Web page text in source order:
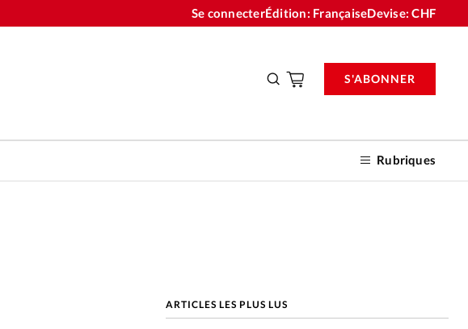
Se connecterÉdition: FrançaiseDevise:CHF
Rubriques
S'ABONNER
ARTICLES LES PLUS LUS